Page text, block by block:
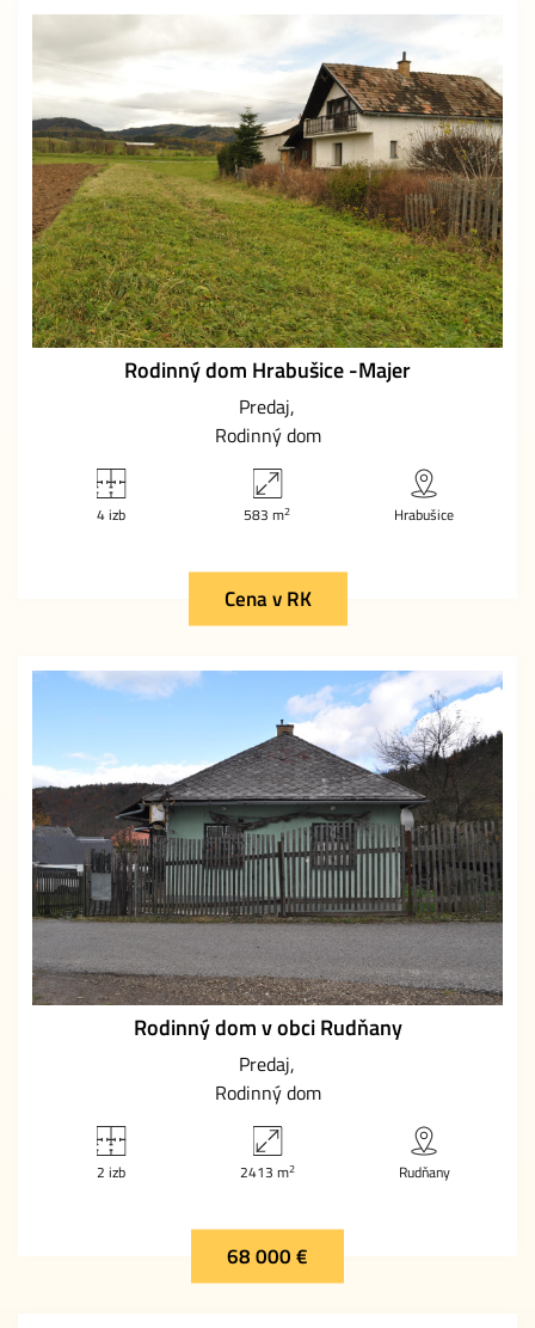
Rodinný dom Hrabušice -Majer
Predaj
Rodinný dom
4 izb 583 m2 Hrabušice
Cena v RK
Rodinný dom v obci Rudňany
Predaj
Rodinný dom
2 izb 2413 m2 Rudňany
68 000 €